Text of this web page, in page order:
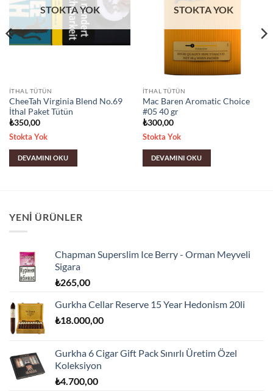
STOKTA YOK
İTHAL TÜTÜN
CheeTah Virginia Blend No.69
İthal Paket Tütün
₺350,00
Stokta Yok
DEVAMINI OKU
STOKTA YOK
İTHAL TÜTÜN
Mac Baren Aromatic Choice
#05 40 gr
₺300,00
Stokta Yok
DEVAMINI OKU
YENI ÜRÜNLER
Chapman Superslim Ice Berry - Orman Meyveli
Sigara
₺265,00
Gurkha Cellar Reserve 15 Year Hedonism 20li
₺18.000,00
Gurkha 6 Cigar Gift Pack Sınırlı Üretim Özel
Koleksiyon
₺4.700,00